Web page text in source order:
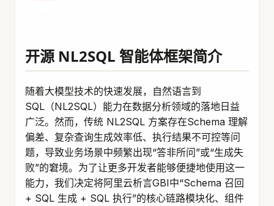
开源 NL2SQL 智能体框架简介
随着大模型技术的快速发展，自然语言到
SQL（NL2SQL）能力在数据分析领域的落地日益
广泛。然而，传统 NL2SQL 方案存在Schema 理解
偏差、复杂查询生成效率低、执行结果不可控等问
题，导致业务场景中频繁出现“答非所问”或“生成失
败”的窘境。为了让更多开发者能够便捷地使用这一
能力，我们决定将阿里云析言GBI中“Schema 召回
+ SQL 生成 + SQL 执行”的核心链路模块化、组件